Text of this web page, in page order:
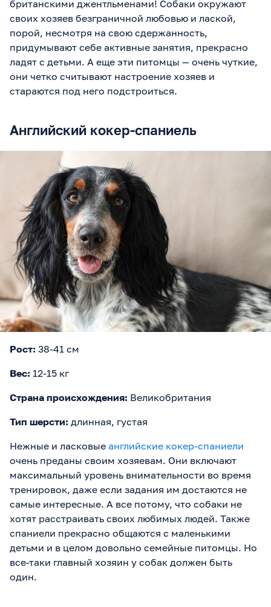
британскими джентльменами! Собаки окружают
своих хозяев безграничной любовью и лаской,
порой, несмотря на свою сдержанность,
придумывают себе активные занятия, прекрасно
ладят с детьми. А еще эти питомцы — очень чуткие,
они четко считывают настроение хозяев и
стараются под него подстроиться.
Английский кокер-спаниель
Рост: 38-41 см
Вес: 12-15 кг
Страна происхождения: Великобритания
Тип шерсти: длинная, густая
Нежные и ласковые английские кокер-спаниели
очень преданы своим хозяевам. Они включают
максимальный уровень внимательности во время
тренировок, даже если задания им достаются не
самые интересные. А все потому, что собаки не
хотят расстраивать своих любимых людей. Также
спаниели прекрасно общаются с маленькими
детьми и в целом довольно семейные питомцы. Но
все-таки главный хозяин у собак должен быть
один.